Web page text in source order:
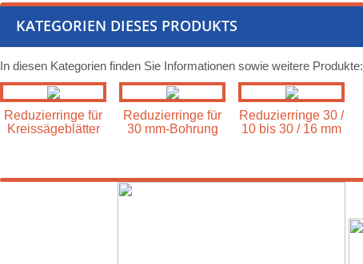
KATEGORIEN DIESES PRODUKTS
In diesen Kategorien finden Sie Informationen sowie weitere Produkte:
Reduzierringe für
Kreissägeblätter
Reduzierringe für
30 mm-Bohrung
Reduzierringe 30 /
10 bis 30 / 16 mm